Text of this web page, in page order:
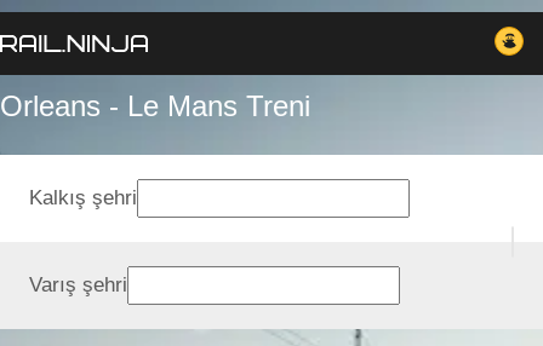
Orleans - Le Mans Treni
Kalkış şehri
Varış şehri